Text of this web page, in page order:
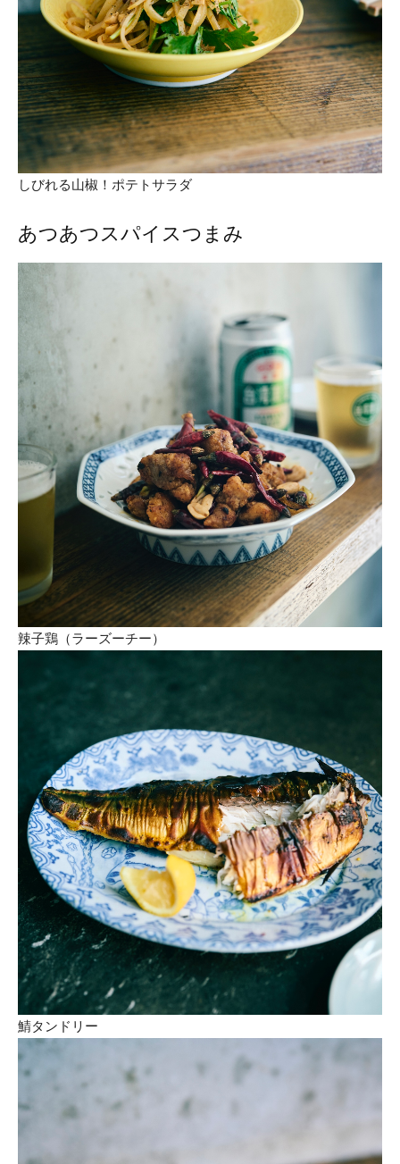
しびれる山椒！ポテトサラダ
あつあつスパイスつまみ
辣子鶏（ラーズーチー）
鯖タンドリー